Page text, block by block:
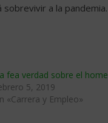
a la pandemia.
fea verdad sobre el
5, 2019
«Carrera y Empleo»